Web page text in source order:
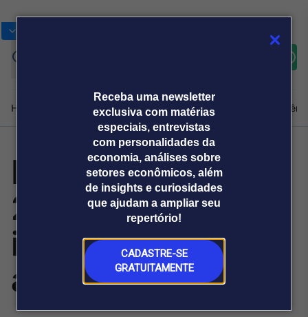
Receba uma newsletter
exclusiva com matérias
especiais, entrevistas
com personalidades da
economia, análises sobre
setores econômicos, além
de insights e curiosidades
que ajudam a ampliar seu
repertório!
CADASTRE-SE
GRATUITAMENTE
Home Produtos e soluçõesNotíciasBlogWeekend
Plataformas
Broadcast
Broadcast+
O mercado
financeiro em
tempo real
Broadcast
Sobre nós Releases Broadcast
Prêmio Broadcast
Analistas
Prêmio Broadcast
Empresas
Agências de
comunicação
Releases
Prêmio Criativos
2026 já está com
inscrições
abertas